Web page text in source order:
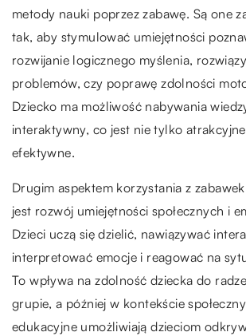
metody nauki poprzez zabawę. Są one
tak, aby stymulować umiejętności
rozwijanie logicznego myślenia,
problemów, czy poprawę zdolności
Dziecko ma możliwość nabywania
interaktywny, co jest nie tylko
efektywne.
Drugim aspektem korzystania z
jest rozwój umiejętności społecznych i
Dzieci uczą się dzielić, nawiązywać
interpretować emocje i reagować na
To wpływa na zdolność dziecka do
grupie, a później w kontekście
edukacyjne umożliwiają dzieciom